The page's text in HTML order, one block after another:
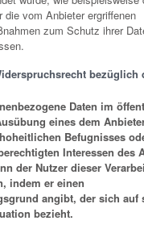
die vom Anbieter ergriffenen
zum Schutz ihrer
bezüglich
Daten im
eines dem
Befugnisses
Interessen des
der Nutzer dieser
indem er einen
angibt, der sich auf
bezieht.